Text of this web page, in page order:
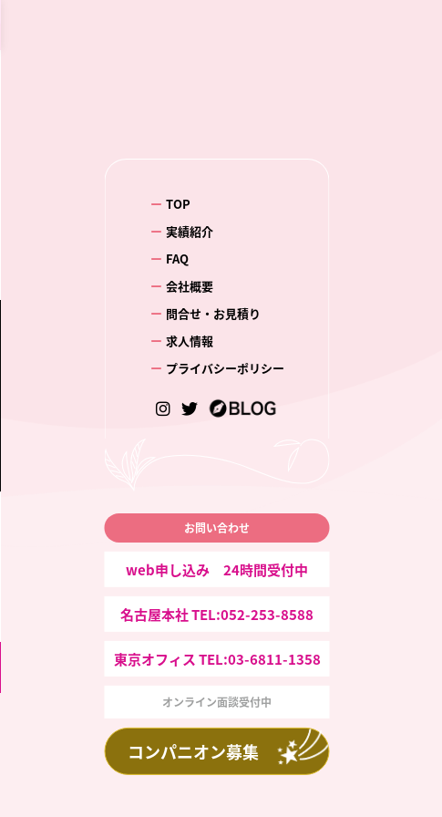
TOP
実績紹介
FAQ
会社概要
問合せ・お見積り
求人情報
プライバシーポリシー
お問い合わせ
web申し込み 24時間受付中
名古屋本社 TEL:052-253-8588
東京オフィス TEL:03-6811-1358
オンライン面談受付中
コンパニオン募集